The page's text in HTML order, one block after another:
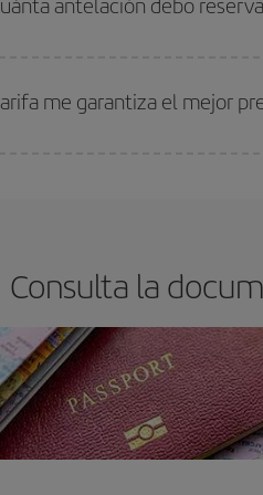
o se vayan agotando. Por eso,
me garantiza el mejor
Consulta la